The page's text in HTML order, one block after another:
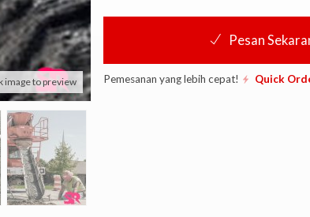
image to preview
Pesan
Pemesanan yang lebih cepat! Quick